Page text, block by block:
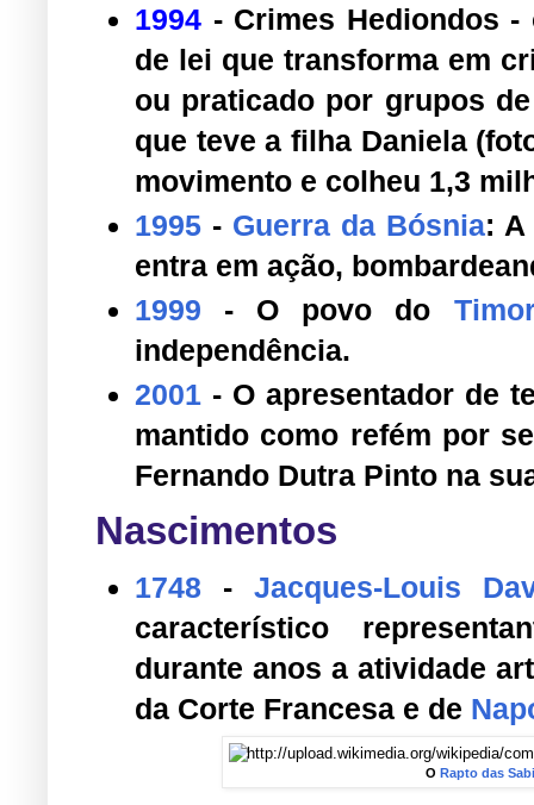
1994 - Crimes Hediondos
de lei que transforma em
ou praticado por grupos
que teve a filha Daniela
movimento e colheu 1,3
1995 - Guerra da Bósnia: A
entra em ação,
1999 - O povo do
independência.
2001 - O apresentador de
mantido como refém por
Fernando Dutra Pinto na
Nascimentos
1748 - Jacques-Louis
característico
durante anos a atividade
da Corte Francesa e de
ORapto das